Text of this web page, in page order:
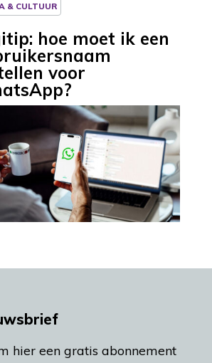
& CULTUUR
hoe moet ik een
voor
hier een gratis abonnement